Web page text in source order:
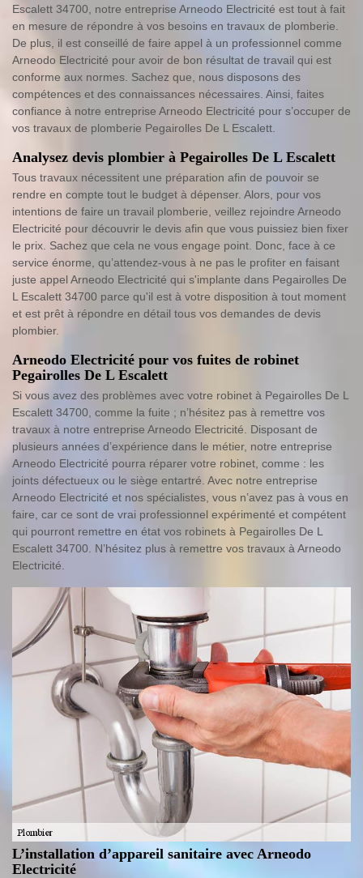
Escalett 34700, notre entreprise Arneodo Electricité est tout à fait
en mesure de répondre à vos besoins en travaux de plomberie.
De plus, il est conseillé de faire appel à un professionnel comme
Arneodo Electricité pour avoir de bon résultat de travail qui est
conforme aux normes. Sachez que, nous disposons des
compétences et des connaissances nécessaires. Ainsi, faites
confiance à notre entreprise Arneodo Electricité pour s’occuper de
vos travaux de plomberie Pegairolles De L Escalett.
Analysez devis plombier à Pegairolles De L Escalett
Tous travaux nécessitent une préparation afin de pouvoir se
rendre en compte tout le budget à dépenser. Alors, pour vos
intentions de faire un travail plomberie, veillez rejoindre Arneodo
Electricité pour découvrir le devis afin que vous puissiez bien fixer
le prix. Sachez que cela ne vous engage point. Donc, face à ce
service énorme, qu’attendez-vous à ne pas le profiter en faisant
juste appel Arneodo Electricité qui s'implante dans Pegairolles De
L Escalett 34700 parce qu'il est à votre disposition à tout moment
et est prêt à répondre en détail tous vos demandes de devis
plombier.
Arneodo Electricité pour vos fuites de robinet
Pegairolles De L Escalett
Si vous avez des problèmes avec votre robinet à Pegairolles De L
Escalett 34700, comme la fuite ; n’hésitez pas à remettre vos
travaux à notre entreprise Arneodo Electricité. Disposant de
plusieurs années d’expérience dans le métier, notre entreprise
Arneodo Electricité pourra réparer votre robinet, comme : les
joints défectueux ou le siège entartré. Avec notre entreprise
Arneodo Electricité et nos spécialistes, vous n’avez pas à vous en
faire, car ce sont de vrai professionnel expérimenté et compétent
qui pourront remettre en état vos robinets à Pegairolles De L
Escalett 34700. N’hésitez plus à remettre vos travaux à Arneodo
Electricité.
L’installation d’appareil sanitaire avec Arneodo
Electricité